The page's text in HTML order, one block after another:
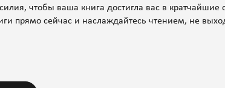
чтобы ваша книга достигла вас в кратчайшие
прямо сейчас и наслаждайтесь чтением, не